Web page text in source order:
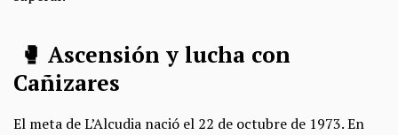
🥊 Ascensión y lucha con
Cañizares
El meta de L’Alcudia nació el 22 de octubre de 1973. En